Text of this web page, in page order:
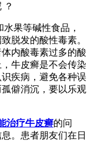
？
水果等碱性食品，
脱发的酸性毒素。
内酸毒素过多的酸
牛皮癣是不会传染
疾病，避免各种误
僻消沉，要以乐观
治疗牛皮癣的问
。患者朋友们在日